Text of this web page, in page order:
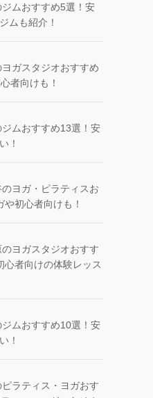
ジムおすすめ5選！安
ムも紹介！
ヨガスタジオおすすめ
者向けも！
ジムおすすめ13選！安
！
のヨガ・ピラティスお
初心者向けも！
のヨガスタジオおすす
心者向けの体験レッス
ジムおすすめ10選！安
！
ピラティス・ヨガおす